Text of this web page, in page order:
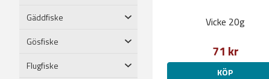
Gäddfiske
Gösfiske
Flugfiske
Vicke 20g
71 kr
KÖP